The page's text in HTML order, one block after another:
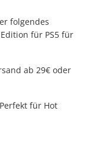
folgendes
für PS5 für
ab 29€ oder
für Hot